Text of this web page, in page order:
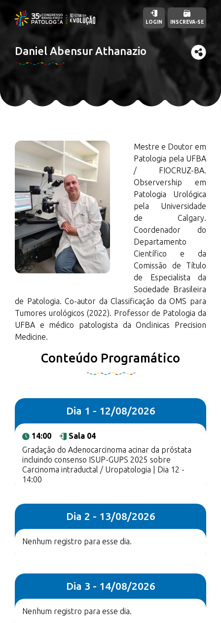
Daniel Abensur Athanazio
LOGIN INSCREVA-SE
Mestre e Doutor em
Patologia pela UFBA
/ FIOCRUZ-BA.
Observership em
Patologia Urológica
pela Universidade
de Calgary.
Coordenador do
Departamento
Científico e da
Comissão de Título
de Especialista da
Sociedade Brasileira
de Patologia. Co-autor da Classificação da OMS para
Tumores urológicos (2022). Professor de Patologia da
UFBA e médico patologista da Onclinicas Precision
Medicine.
Conteúdo Programático
Dia 1 - 12/08/2026
14:00
Sala 04
Gradação do Adenocarcinoma acinar da próstata
incluindo consenso ISUP-GUPS 2025 sobre
Carcinoma intraductal / Uropatologia | Dia 12 -
14:00
Dia 2 - 13/08/2026
Nenhum registro para esse dia.
Dia 3 - 14/08/2026
Nenhum registro para esse dia.